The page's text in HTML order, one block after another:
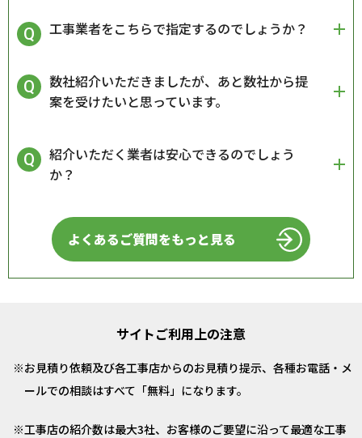
工事業者をこちらで指定するのでしょうか？
数社紹介いただきましたが、あと数社から提
案を受けたいと思っています。
紹介いただく業者は安心できるのでしょう
か？
よくあるご質問をもっと見る
サイトご利用上の注意
お見積り依頼及び各工事店からのお見積り提示、各種お電話・メ
ールでの相談はすべて「無料」になります。
工事店の紹介数は最大3社、お客様のご要望に沿って最適な工事